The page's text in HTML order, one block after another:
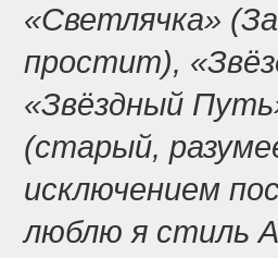
«Светлячка»
простит),
«Звёздный
(старый,
исключением
люблю я стиль